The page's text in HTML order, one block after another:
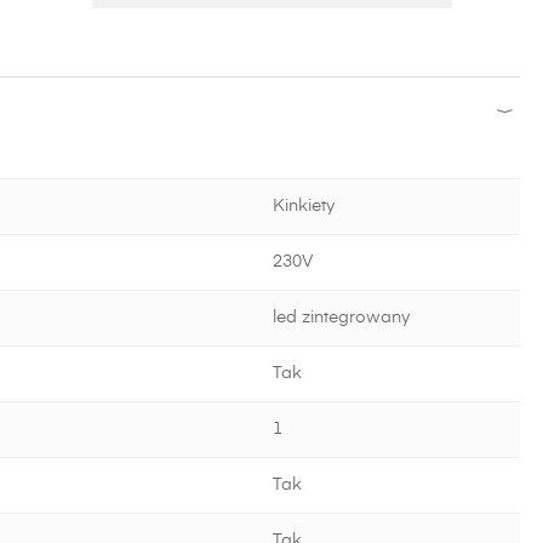
Kinkiety
230V
led zintegrowany
Tak
1
Tak